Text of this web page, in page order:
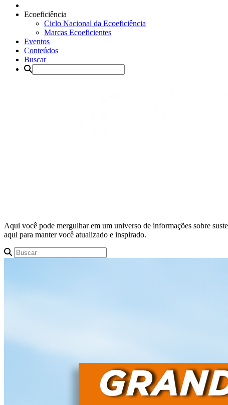
Ecoeficiência
Ciclo Nacional da Ecoeficiência
Marcas Ecoeficientes
Eventos
Conteúdos
Buscar
Aqui você pode mergulhar em um universo de informações sobre
aqui para manter você atualizado e inspirado.